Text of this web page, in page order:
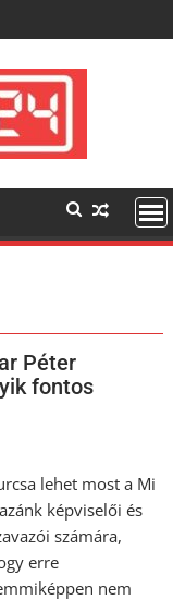
Péter
fontos
lehet most a Mi
képviselői és
számára,
erre
nem